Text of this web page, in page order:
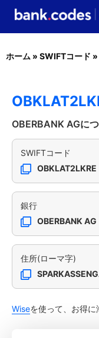
ホーム » SWIFTコード »
OBERBANK AGに
SWIFTコード
OBKLAT2LKRE
銀行
OBERBANK AG
住所(ローマ字)
Wiseを使って、お得に